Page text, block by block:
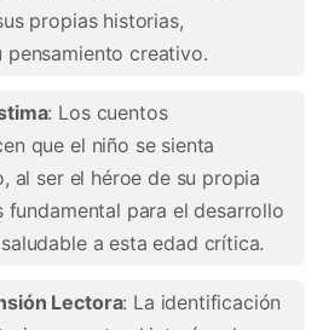
propias historias,
pensamiento creativo.
: Los cuentos
que el niño se sienta
al ser el héroe de su propia
fundamental para el desarrollo
a esta edad crítica.
Lectora: La identificación